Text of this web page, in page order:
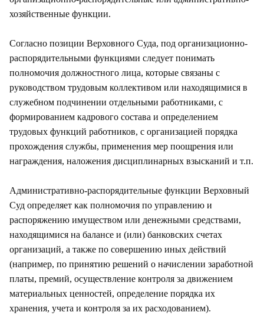
хозяйственные функции.
Согласно позиции Верховного Суда, под организационно-
распорядительными функциями следует понимать
полномочия должностного лица, которые связаны с
руководством трудовым коллективом или находящимися в
служебном подчинении отдельными работниками, с
формированием кадрового состава и определением
трудовых функций работников, с организацией порядка
прохождения службы, применения мер поощрения или
награждения, наложения дисциплинарных взысканий и т.п.
Административно-распорядительные функции Верховный
Суд определяет как полномочия по управлению и
распоряжению имуществом или денежными средствами,
находящимися на балансе и (или) банковских счетах
организаций, а также по совершению иных действий
(например, по принятию решений о начислении заработной
платы, премий, осуществление контроля за движением
материальных ценностей, определение порядка их
хранения, учета и контроля за их расходованием).